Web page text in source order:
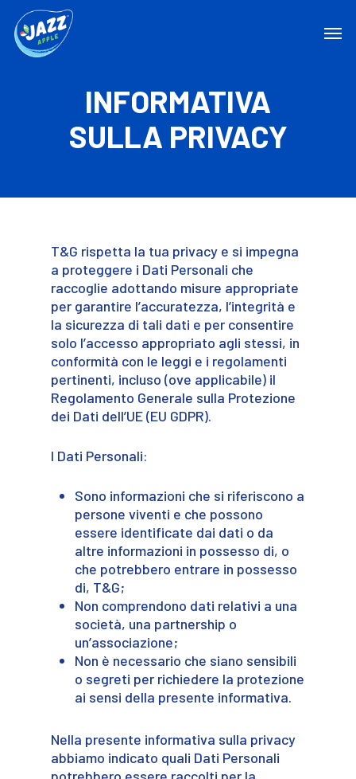
INFORMATIVA
SULLA PRIVACY
T&G rispetta la tua privacy e si impegna
a proteggere i Dati Personali che
raccoglie adottando misure appropriate
per garantire l’accuratezza, l’integrità e
la sicurezza di tali dati e per consentire
solo l’accesso appropriato agli stessi, in
conformità con le leggi e i regolamenti
pertinenti, incluso (ove applicabile) il
Regolamento Generale sulla Protezione
dei Dati dell’UE (EU GDPR).
I Dati Personali:
Sono informazioni che si riferiscono a
persone viventi e che possono
essere identificate dai dati o da
altre informazioni in possesso di, o
che potrebbero entrare in possesso
di, T&G;
Non comprendono dati relativi a una
società, una partnership o
un’associazione;
Non è necessario che siano sensibili
o segreti per richiedere la protezione
ai sensi della presente informativa.
Nella presente informativa sulla privacy
abbiamo indicato quali Dati Personali
potrebbero essere raccolti per la